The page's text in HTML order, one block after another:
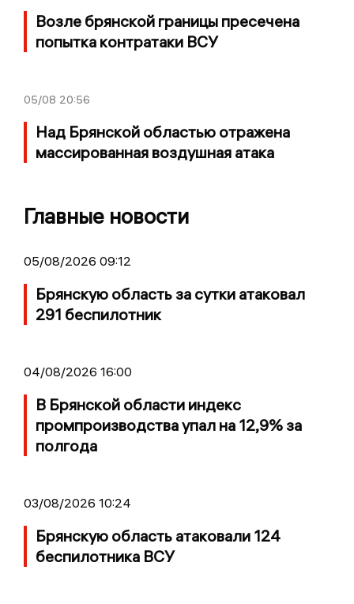
Возле брянской границы пресечена
попытка контратаки ВСУ
05/08 20:56
Над Брянской областью отражена
массированная воздушная атака
Главные новости
05/08/2026 09:12
Брянскую область за сутки атаковал
291 беспилотник
04/08/2026 16:00
В Брянской области индекс
промпроизводства упал на 12,9% за
полгода
03/08/2026 10:24
Брянскую область атаковали 124
беспилотника ВСУ